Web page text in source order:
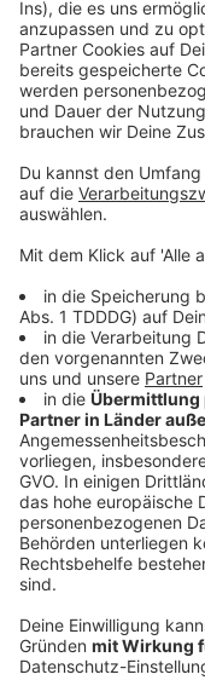
DAS KÖNNTE DICH
Bayern
Freude auf Kane &